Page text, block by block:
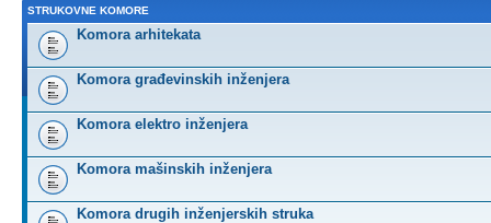
STRUKOVNE KOMORE
Komora arhitekata
Komora građevinskih inženjera
Komora elektro inženjera
Komora mašinskih inženjera
Komora drugih inženjerskih struka